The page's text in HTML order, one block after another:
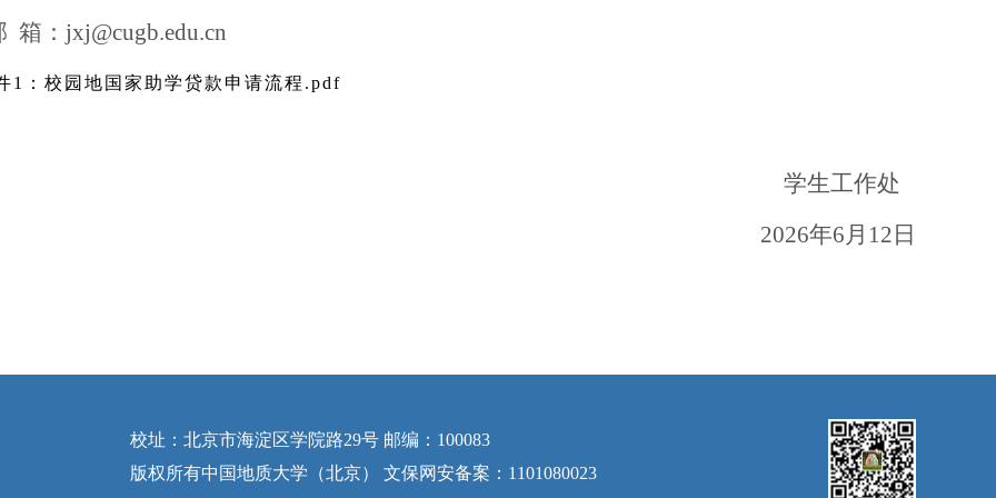
箱： jxj@cugb.edu.cn
1：校园地国家助学贷款申请流程.pdf
学生工作处
2026年6月 12 日
校址：北京市海淀区学院路29号 邮编：100083
版权所有中国地质大学（北京） 文保网安备案：1101080023